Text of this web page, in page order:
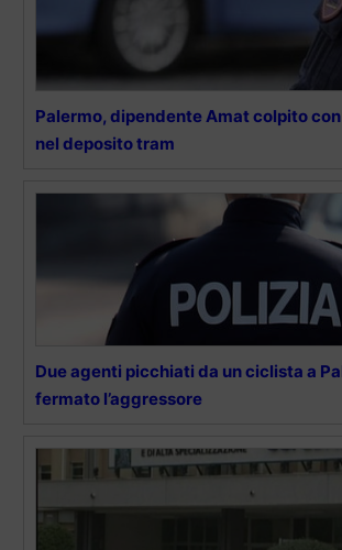
Palermo, dipendente Amat colpito
nel deposito tram
Due agenti picchiati da un ciclista a
fermato l’aggressore